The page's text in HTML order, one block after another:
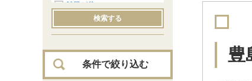
豊
雑司が谷
（2）
長崎（2）
南大塚（1）
（4）
（1）
検索する
条件で絞り込む